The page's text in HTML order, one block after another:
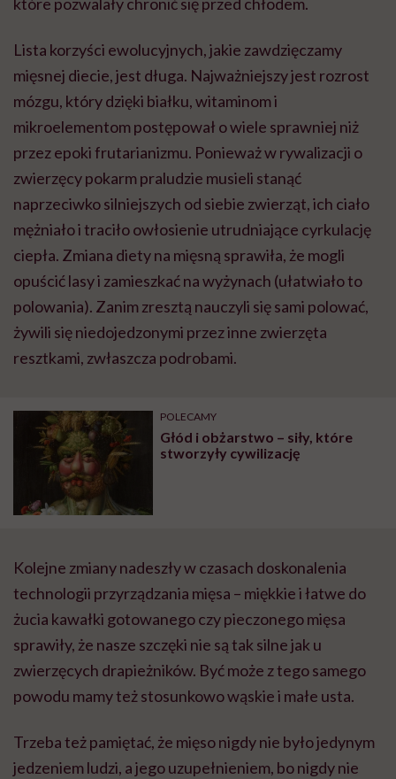
Lista korzyści ewolucyjnych, jakie zawdzięczamy
mięsnej diecie, jest długa. Najważniejszy jest rozrost
mózgu, który dzięki białku, witaminom i
mikroelementom postępował o wiele sprawniej niż
przez epoki frutarianizmu. Ponieważ w rywalizacji o
zwierzęcy pokarm praludzie musieli stanąć
naprzeciwko silniejszych od siebie zwierząt, ich ciało
mężniało i traciło owłosienie utrudniające cyrkulację
ciepła. Zmiana diety na mięsną sprawiła, że mogli
opuścić lasy i zamieszkać na wyżynach (ułatwiało to
polowania). Zanim zresztą nauczyli się sami polować,
żywili się niedojedzonymi przez inne zwierzęta
resztkami, zwłaszcza podrobami.
POLECAMY
Głód i obżarstwo – siły, które
stworzyły cywilizację
Kolejne zmiany nadeszły w czasach doskonalenia
technologii przyrządzania mięsa – miękkie i łatwe do
żucia kawałki gotowanego czy pieczonego mięsa
sprawiły, że nasze szczęki nie są tak silne jak u
zwierzęcych drapieżników. Być może z tego samego
powodu mamy też stosunkowo wąskie i małe usta.
Trzeba też pamiętać, że mięso nigdy nie było jedynym
jedzeniem ludzi, a jego uzupełnieniem, bo nigdy nie